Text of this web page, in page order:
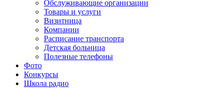
Обслуживающие организации
Товары и услуги
Визитница
Компании
Расписание транспорта
Детская больница
Полезные телефоны
Фото
Конкурсы
Школа радио